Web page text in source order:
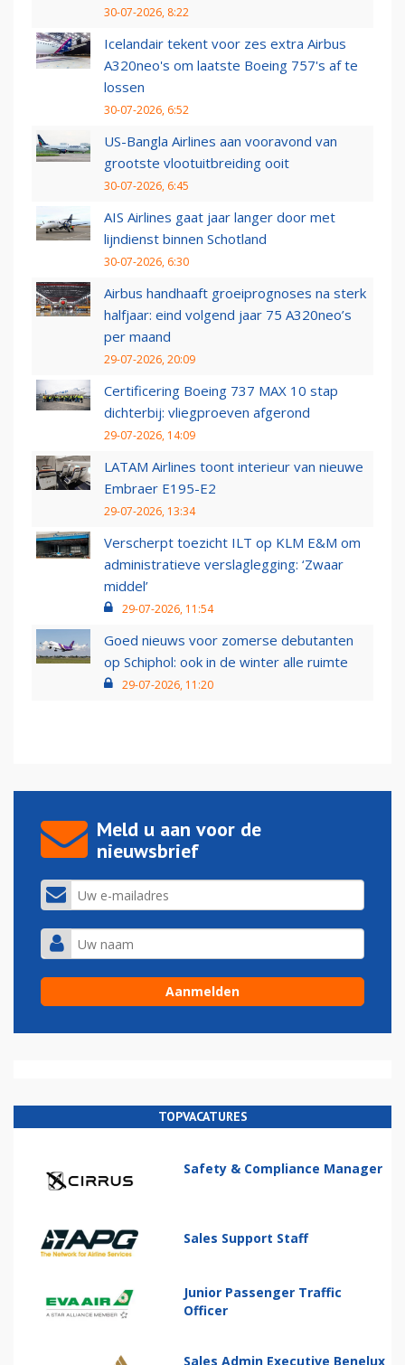
30-07-2026, 8:22
Icelandair tekent voor zes extra Airbus
A320neo's om laatste Boeing 757's af te
lossen
30-07-2026, 6:52
US-Bangla Airlines aan vooravond van
grootste vlootuitbreiding ooit
30-07-2026, 6:45
AIS Airlines gaat jaar langer door met
lijndienst binnen Schotland
30-07-2026, 6:30
Airbus handhaaft groeiprognoses na sterk
halfjaar: eind volgend jaar 75 A320neo’s
per maand
29-07-2026, 20:09
Certificering Boeing 737 MAX 10 stap
dichterbij: vliegproeven afgerond
29-07-2026, 14:09
LATAM Airlines toont interieur van nieuwe
Embraer E195-E2
29-07-2026, 13:34
Verscherpt toezicht ILT op KLM E&M om
administratieve verslaglegging: ‘Zwaar
middel’
29-07-2026, 11:54
Goed nieuws voor zomerse debutanten
op Schiphol: ook in de winter alle ruimte
29-07-2026, 11:20
Meld u aan voor de
nieuwsbrief
TOPVACATURES
Safety & Compliance Manager
Sales Support Staff
Junior Passenger Traffic
Officer
Sales Admin Executive Benelux